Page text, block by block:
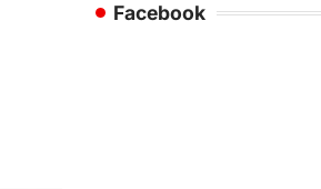
Facebook